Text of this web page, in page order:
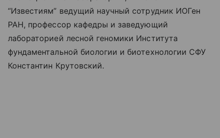
“Известиям” ведущий научный сотрудник ИОГен
РАН, профессор кафедры и заведующий
лабораторией лесной геномики Института
фундаментальной биологии и биотехнологии СФУ
Константин Крутовский.